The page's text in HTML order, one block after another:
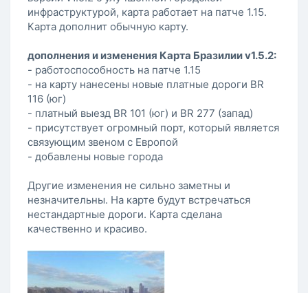
инфраструктурой, карта работает на патче 1.15.
Карта дополнит обычную карту.
дополнения и изменения Карта Бразилии v1.5.2:
- работоспособность на патче 1.15
- на карту нанесены новые платные дороги BR
116 (юг)
- платный выезд BR 101 (юг) и BR 277 (запад)
- присутствует огромный порт, который является
связующим звеном с Европой
- добавлены новые города
Другие изменения не сильно заметны и
незначительны. На карте будут встречаться
нестандартные дороги. Карта сделана
качественно и красиво.